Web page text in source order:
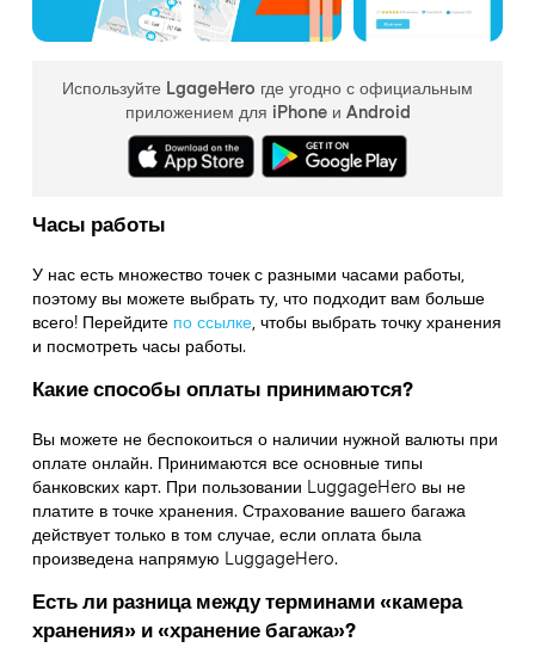
Используйте LgageHero где угодно с официальным
приложением для iPhone и Android
Часы работы
У нас есть множество точек с разными часами работы,
поэтому вы можете выбрать ту, что подходит вам больше
всего! Перейдите по ссылке, чтобы выбрать точку хранения
и посмотреть часы работы.
Какие способы оплаты принимаются?
Вы можете не беспокоиться о наличии нужной валюты при
оплате онлайн. Принимаются все основные типы
банковских карт. При пользовании LuggageHero вы не
платите в точке хранения. Страхование вашего багажа
действует только в том случае, если оплата была
произведена напрямую LuggageHero.
Есть ли разница между терминами «камера
хранения» и «хранение багажа»?